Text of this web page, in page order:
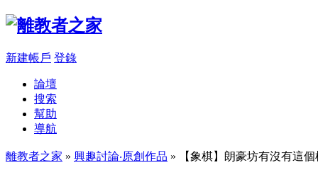
新建帳戶 登錄
論壇
搜索
幫助
導航
離教者之家 » 興趣討論‧原創作品 » 【象棋】朗豪坊有沒有這